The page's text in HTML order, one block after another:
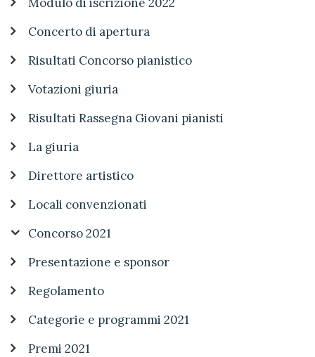
Concerto di apertura
Risultati Concorso pianistico
Votazioni giuria
Risultati Rassegna Giovani pianisti
La giuria
Direttore artistico
Locali convenzionati
Concorso 2021
Presentazione e sponsor
Regolamento
Categorie e programmi 2021
Premi 2021